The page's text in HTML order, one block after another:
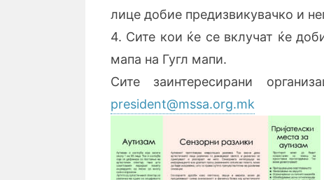
лице добие предизвикувачко и
4. Сите кои ќе се вклучат ќе
мапа на Гугл мапи.
Сите заинтересирани
president@mssa.org.mk